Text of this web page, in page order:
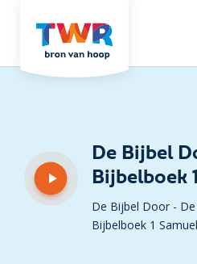
De Bijbel
Bijbelboek
De Bijbel Door -
Bijbelboek 1 Samuel